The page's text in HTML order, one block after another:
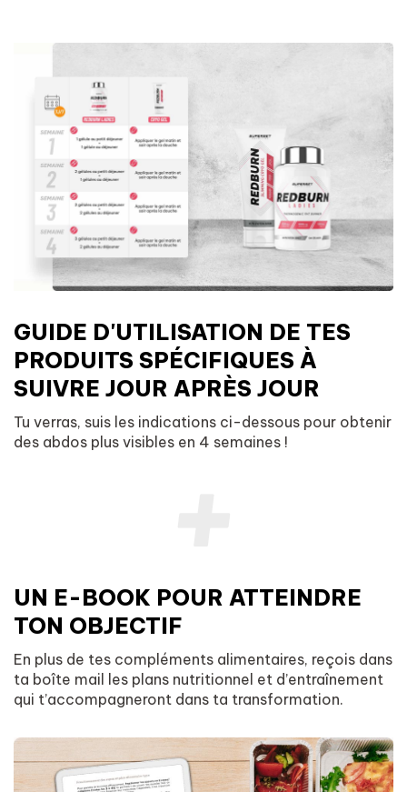
GUIDE D'UTILISATION DE TES
PRODUITS SPÉCIFIQUES À
SUIVRE JOUR APRÈS JOUR
Tu verras, suis les indications ci-dessous pour obtenir
des abdos plus visibles en 4 semaines !
UN E-BOOK POUR ATTEINDRE
TON OBJECTIF
En plus de tes compléments alimentaires, reçois dans
ta boîte mail les plans nutritionnel et d’entraînement
qui t’accompagneront dans ta transformation.